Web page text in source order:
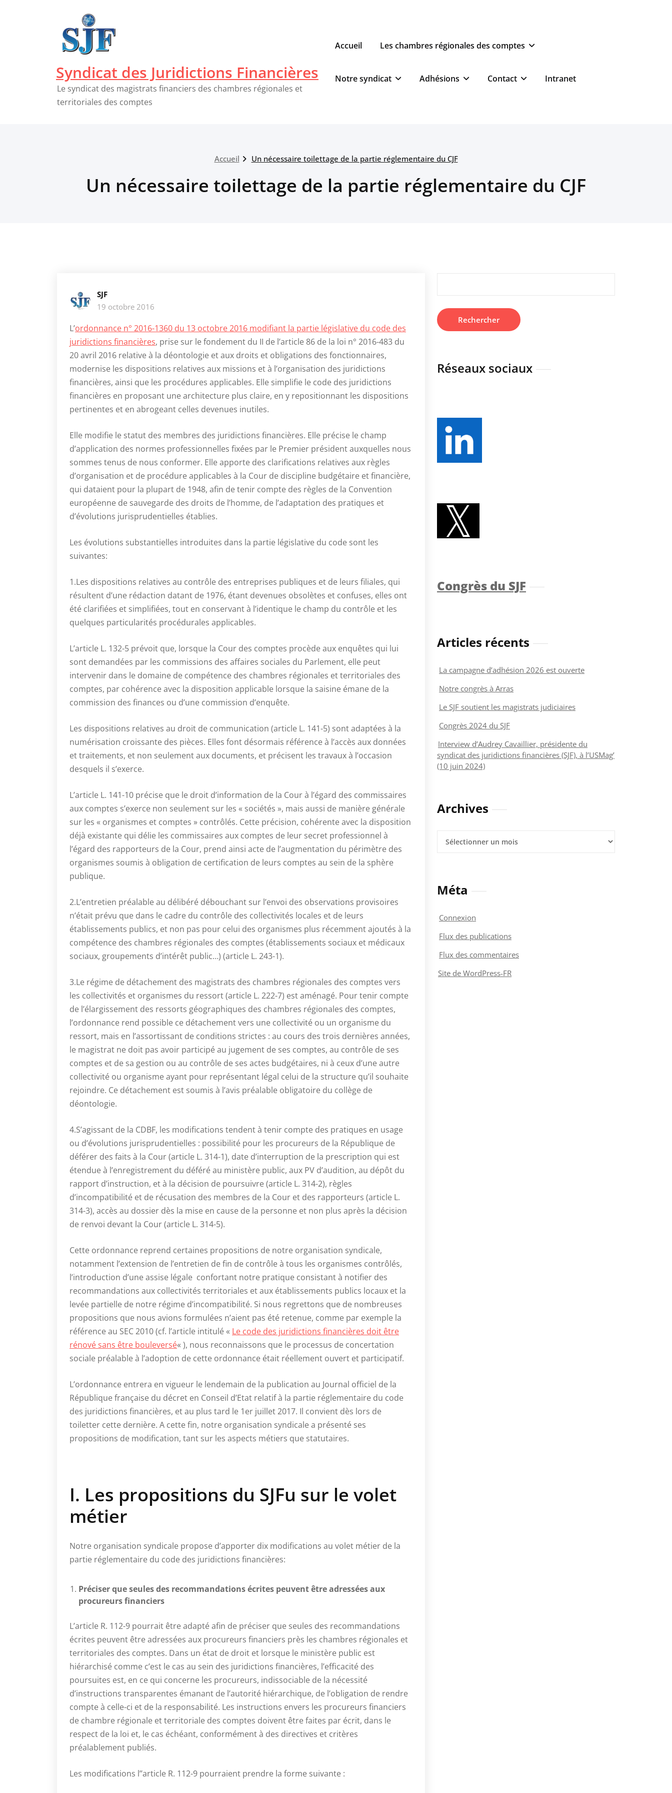
Syndicat des Juridictions Financières
Le syndicat des magistrats financiers des chambres régionales et
territoriales des comptes
Accueil Les chambres régionales des comptes
Notre syndicat Adhésions Contact Intranet
Accueil Un nécessaire toilettage de la partie réglementaire du CJF
Un nécessaire toilettage de la partie réglementaire du CJF
SJF
19 octobre 2016
L’ordonnance n° 2016-1360 du 13 octobre 2016 modifiant la partie législative du code des
juridictions financières, prise sur le fondement du II de l’article 86 de la loi n° 2016-483 du
20 avril 2016 relative à la déontologie et aux droits et obligations des fonctionnaires,
modernise les dispositions relatives aux missions et à l’organisation des juridictions
financières, ainsi que les procédures applicables. Elle simplifie le code des juridictions
financières en proposant une architecture plus claire, en y repositionnant les dispositions
pertinentes et en abrogeant celles devenues inutiles.
Elle modifie le statut des membres des juridictions financières. Elle précise le champ
d’application des normes professionnelles fixées par le Premier président auxquelles nous
sommes tenus de nous conformer. Elle apporte des clarifications relatives aux règles
d’organisation et de procédure applicables à la Cour de discipline budgétaire et financière,
qui dataient pour la plupart de 1948, afin de tenir compte des règles de la Convention
européenne de sauvegarde des droits de l’homme, de l’adaptation des pratiques et
d’évolutions jurisprudentielles établies.
Les évolutions substantielles introduites dans la partie législative du code sont les
suivantes:
1.Les dispositions relatives au contrôle des entreprises publiques et de leurs filiales, qui
résultent d’une rédaction datant de 1976, étant devenues obsolètes et confuses, elles ont
été clarifiées et simplifiées, tout en conservant à l’identique le champ du contrôle et les
quelques particularités procédurales applicables.
L’article L. 132-5 prévoit que, lorsque la Cour des comptes procède aux enquêtes qui lui
sont demandées par les commissions des affaires sociales du Parlement, elle peut
intervenir dans le domaine de compétence des chambres régionales et territoriales des
comptes, par cohérence avec la disposition applicable lorsque la saisine émane de la
commission des finances ou d’une commission d’enquête.
Les dispositions relatives au droit de communication (article L. 141-5) sont adaptées à la
numérisation croissante des pièces. Elles font désormais référence à l’accès aux données
et traitements, et non seulement aux documents, et précisent les travaux à l’occasion
desquels il s’exerce.
L’article L. 141-10 précise que le droit d’information de la Cour à l’égard des commissaires
aux comptes s’exerce non seulement sur les « sociétés », mais aussi de manière générale
sur les « organismes et comptes » contrôlés. Cette précision, cohérente avec la disposition
déjà existante qui délie les commissaires aux comptes de leur secret professionnel à
l’égard des rapporteurs de la Cour, prend ainsi acte de l’augmentation du périmètre des
organismes soumis à obligation de certification de leurs comptes au sein de la sphère
publique.
2.L’entretien préalable au délibéré débouchant sur l’envoi des observations provisoires
n’était prévu que dans le cadre du contrôle des collectivités locales et de leurs
établissements publics, et non pas pour celui des organismes plus récemment ajoutés à la
compétence des chambres régionales des comptes (établissements sociaux et médicaux
sociaux, groupements d’intérêt public…) (article L. 243-1).
3.Le régime de détachement des magistrats des chambres régionales des comptes vers
les collectivités et organismes du ressort (article L. 222-7) est aménagé. Pour tenir compte
de l’élargissement des ressorts géographiques des chambres régionales des comptes,
l’ordonnance rend possible ce détachement vers une collectivité ou un organisme du
ressort, mais en l’assortissant de conditions strictes : au cours des trois dernières années,
le magistrat ne doit pas avoir participé au jugement de ses comptes, au contrôle de ses
comptes et de sa gestion ou au contrôle de ses actes budgétaires, ni à ceux d’une autre
collectivité ou organisme ayant pour représentant légal celui de la structure qu’il souhaite
rejoindre. Ce détachement est soumis à l’avis préalable obligatoire du collège de
déontologie.
4.S’agissant de la CDBF, les modifications tendent à tenir compte des pratiques en usage
ou d’évolutions jurisprudentielles : possibilité pour les procureurs de la République de
déférer des faits à la Cour (article L. 314-1), date d’interruption de la prescription qui est
étendue à l’enregistrement du déféré au ministère public, aux PV d’audition, au dépôt du
rapport d’instruction, et à la décision de poursuivre (article L. 314-2), règles
d’incompatibilité et de récusation des membres de la Cour et des rapporteurs (article L.
314-3), accès au dossier dès la mise en cause de la personne et non plus après la décision
de renvoi devant la Cour (article L. 314-5).
Cette ordonnance reprend certaines propositions de notre organisation syndicale,
notamment l’extension de l’entretien de fin de contrôle à tous les organismes contrôlés,
l’introduction d’une assise légale confortant notre pratique consistant à notifier des
recommandations aux collectivités territoriales et aux établissements publics locaux et la
levée partielle de notre régime d’incompatibilité. Si nous regrettons que de nombreuses
propositions que nous avions formulées n’aient pas été retenue, comme par exemple la
référence au SEC 2010 (cf. l’article intitulé « Le code des juridictions financières doit être
rénové sans être bouleversé« ), nous reconnaissons que le processus de concertation
sociale préalable à l’adoption de cette ordonnance était réellement ouvert et participatif.
L’ordonnance entrera en vigueur le lendemain de la publication au Journal officiel de la
République française du décret en Conseil d’Etat relatif à la partie réglementaire du code
des juridictions financières, et au plus tard le 1er juillet 2017. Il convient dès lors de
toiletter cette dernière. A cette fin, notre organisation syndicale a présenté ses
propositions de modification, tant sur les aspects métiers que statutaires.
I. Les propositions du SJFu sur le volet
métier
Notre organisation syndicale propose d’apporter dix modifications au volet métier de la
partie réglementaire du code des juridictions financières:
Préciser que seules des recommandations écrites peuvent être adressées aux
procureurs financiers
L’article R. 112-9 pourrait être adapté afin de préciser que seules des recommandations
écrites peuvent être adressées aux procureurs financiers près les chambres régionales et
territoriales des comptes. Dans un état de droit et lorsque le ministère public est
hiérarchisé comme c’est le cas au sein des juridictions financières, l’efficacité des
poursuites est, en ce qui concerne les procureurs, indissociable de la nécessité
d’instructions transparentes émanant de l’autorité hiérarchique, de l’obligation de rendre
compte à celle-ci et de la responsabilité. Les instructions envers les procureurs financiers
de chambre régionale et territoriale des comptes doivent être faites par écrit, dans le
respect de la loi et, le cas échéant, conformément à des directives et critères
préalablement publiés.
Les modifications l’’article R. 112-9 pourraient prendre la forme suivante :
Réseaux sociaux
Congrès du SJF
Articles récents
La campagne d’adhésion 2026 est ouverte
Notre congrès à Arras
Le SJF soutient les magistrats judiciaires
Congrès 2024 du SJF
Interview d’Audrey Cavaillier, présidente du
syndicat des juridictions financières (SJF), à l’USMag’
(10 juin 2024)
Archives
Méta
Connexion
Flux des publications
Flux des commentaires
Site de WordPress-FR